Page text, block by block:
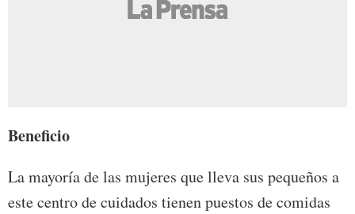
Beneficio
La mayoría de las mujeres que lleva sus pequeños a
este centro de cuidados tienen puestos de comidas